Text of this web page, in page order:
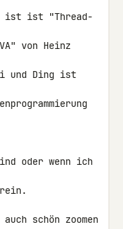
ist ist "Thread-
von Heinz
und Ding ist
oder wenn ich
schön zoomen